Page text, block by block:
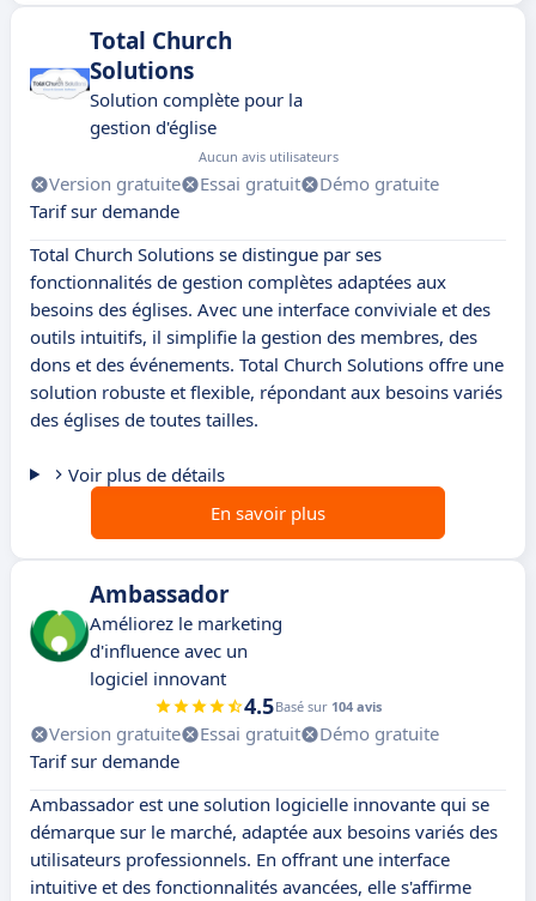
Total Church
Solutions
Solution complète pour la
gestion d'église
Aucun avis utilisateurs
Version gratuite Essai gratuit
Démo gratuite
Tarif sur demande
Total Church Solutions se distingue par ses
fonctionnalités de gestion complètes adaptées aux
besoins des églises. Avec une interface conviviale et des
outils intuitifs, il simplifie la gestion des membres, des
dons et des événements. Total Church Solutions offre une
solution robuste et flexible, répondant aux besoins variés
des églises de toutes tailles.
Voir plus de détails
En savoir plus
Ambassador
Améliorez le marketing
d'influence avec un
logiciel innovant
4.5Basé sur 104 avis
Version gratuite Essai gratuit
Démo gratuite
Tarif sur demande
Ambassador est une solution logicielle innovante qui se
démarque sur le marché, adaptée aux besoins variés des
utilisateurs professionnels. En offrant une interface
intuitive et des fonctionnalités avancées, elle s'affirme